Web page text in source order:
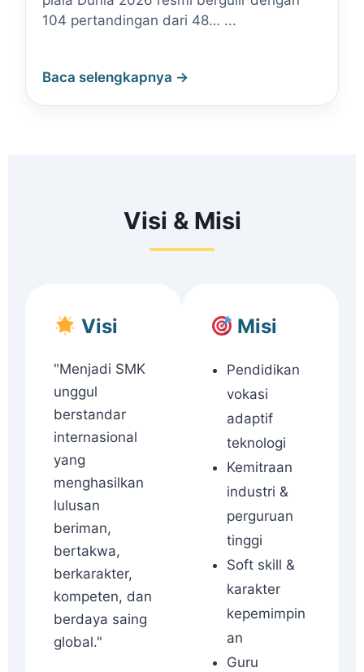
104 pertandingan dari 48… ...
Baca selengkapnya →
Visi & Misi
Visi
"Menjadi SMK
unggul
berstandar
internasional
yang
menghasilkan
lulusan
beriman,
bertakwa,
berkarakter,
kompeten, dan
berdaya saing
global."
Misi
Pendidikan
vokasi
adaptif
teknologi
Kemitraan
industri &
perguruan
tinggi
Soft skill &
karakter
kepemimpin
an
Guru